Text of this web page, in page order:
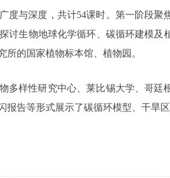
度与深度，共计54课时。第一阶段
讨生物地球化学循环、碳循环建模及
的国家植物标本馆、植物园。
多样性研究中心、莱比锡大学、哥
告等形式展示了碳循环模型、干旱